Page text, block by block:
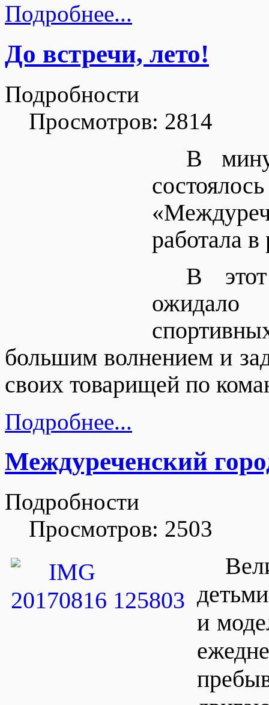
Подробнее...
До встречи, лето!
Подробности
Просмотров: 2814
В
работала
В
ожидало
большим волнением и
своих товарищей по
Подробнее...
Междуреченский
Подробности
Просмотров: 2503
и